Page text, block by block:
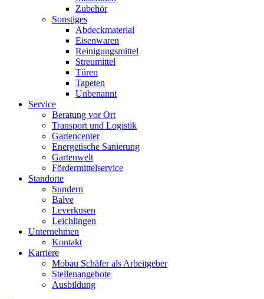
Zubehör
Sonstiges
Abdeckmaterial
Eisenwaren
Reinigungsmittel
Streumittel
Türen
Tapeten
Unbenannt
Service
Beratung vor Ort
Transport und Logistik
Gartencenter
Energetische Sanierung
Gartenwelt
Fördermittelservice
Standorte
Sundern
Balve
Leverkusen
Leichlingen
Unternehmen
Kontakt
Karriere
Mobau Schäfer als Arbeitgeber
Stellenangebote
Ausbildung